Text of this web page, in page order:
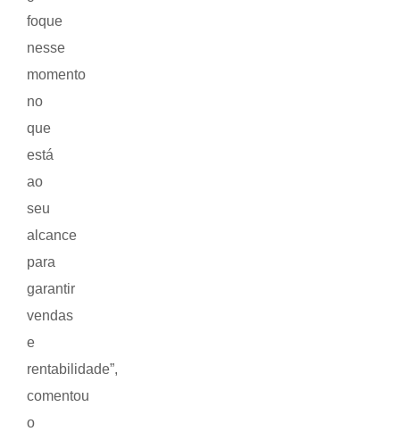
foque
nesse
momento
no
que
está
ao
seu
alcance
para
garantir
vendas
e
rentabilidade”,
comentou
o